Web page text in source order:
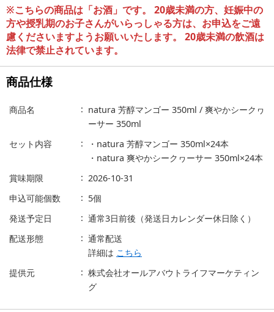
※こちらの商品は「お酒」です。 20歳未満の方、妊娠中の
方や授乳期のお子さんがいらっしゃる方は、お申込をご遠
慮くださいますようお願いいたします。 20歳未満の飲酒は
法律で禁止されています。
商品仕様
商品名
natura 芳醇マンゴー 350ml / 爽やかシークヮ
ーサー 350ml
セット内容
・natura 芳醇マンゴー 350ml×24本
・natura 爽やかシークヮーサー 350ml×24本
賞味期限
2026-10-31
申込可能個数
5個
発送予定日
通常3日前後（発送日カレンダー休日除く）
配送形態
通常配送
詳細は こちら
提供元
株式会社オールアバウトライフマーケティン
グ